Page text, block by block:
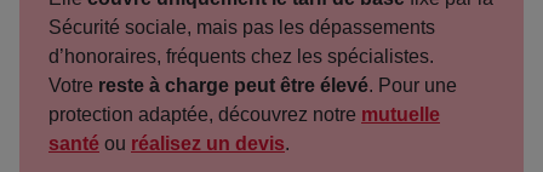
Sécurité sociale, mais pas les dépassements
d’honoraires, fréquents chez les spécialistes.
Votre reste à charge peut être élevé. Pour une
protection adaptée, découvrez notre mutuelle
santé ou réalisez un devis.